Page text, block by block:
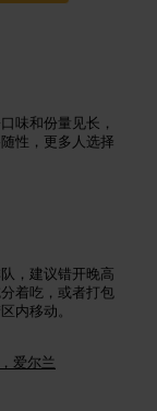
味和份量见长，
性，更多人选择
，建议错开晚高
着吃，或者打包
内移动。
爱尔兰